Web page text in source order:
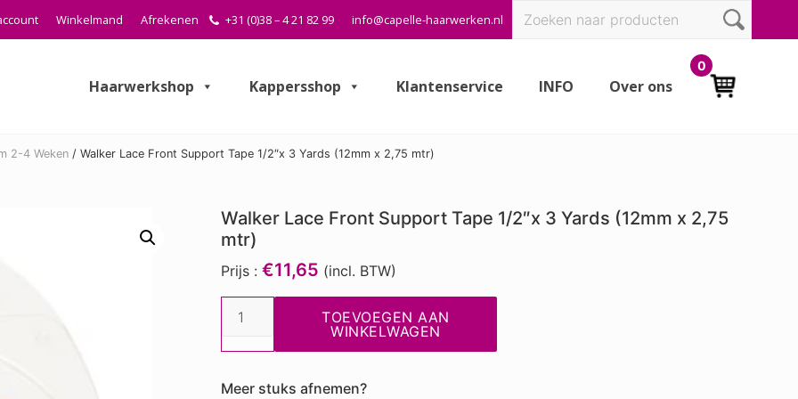
Winkelmand Afrekenen +31 (0)38 – 4 21 82 99 info@capelle-haarwerken.nl
naar:
Haarwerkshop Kappersshop Klantenservice INFO Over ons
0
2-4 Weken / Walker Lace Front Support Tape 1/2″x 3 Yards (12mm x 2,75 mtr)
Walker Lace Front Support Tape 1/2″x 3 Yards (12mm x 2,75
mtr)
Prijs : €11,65 (incl. BTW)
Walker
Front
TOEVOEGEN AAN
WINKELWAGEN
Meer stuks afnemen?